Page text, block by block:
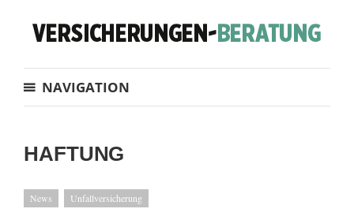
NAVIGATION
HAFTUNG
News Unfallversicherung